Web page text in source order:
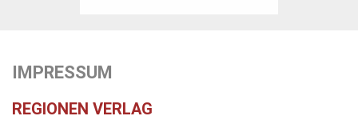
IMPRESSUM
REGIONEN VERLAG